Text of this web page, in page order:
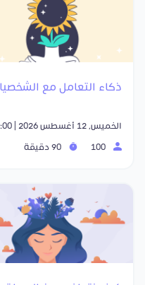
ذكاء التعامل مع
الخميس, 12 أغسطس 2026 | 09:00 م - 10:30 م